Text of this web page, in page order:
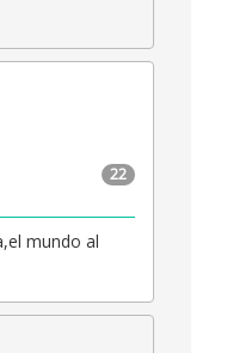
22
mundo al